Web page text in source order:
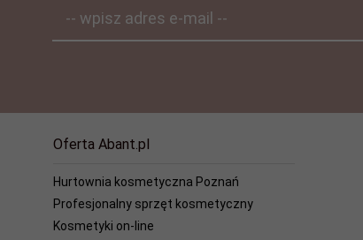
-- wpisz adres e-mail --
Oferta Abant.pl
Hurtownia kosmetyczna Poznań
Profesjonalny sprzęt kosmetyczny
Kosmetyki on-line